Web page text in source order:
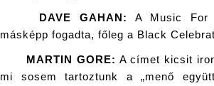
DAVE GAHAN:
A Music For
másképp fogadta, főleg a Black
MARTIN GORE: A címet kicsit
mi sosem tartoztunk a „menő